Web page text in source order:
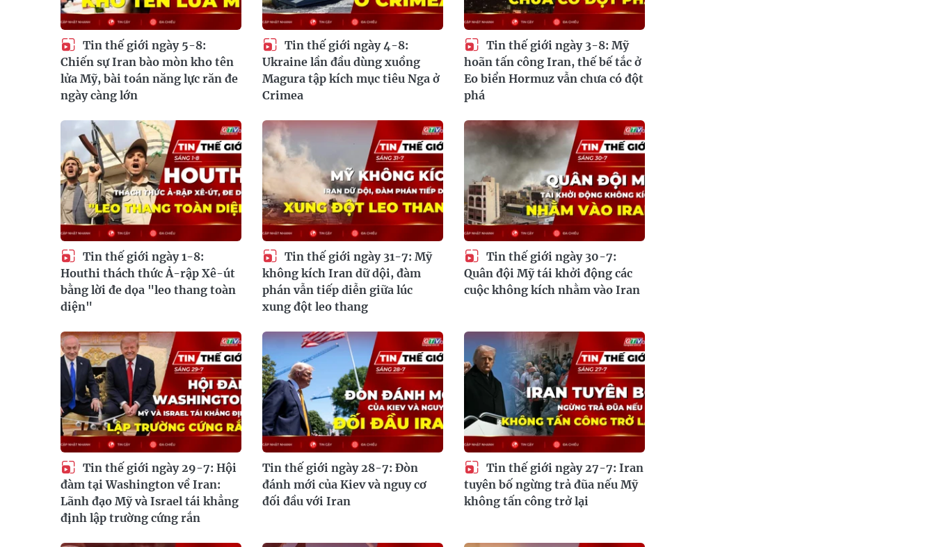
Tin thế giới ngày 5-8:
Chiến sự Iran bào mòn kho tên
lửa Mỹ, bài toán năng lực răn đe
ngày càng lớn
Tin thế giới ngày 4-8:
Ukraine lần đầu dùng xuồng
Magura tập kích mục tiêu Nga ở
Crimea
Tin thế giới ngày 3-8: Mỹ
hoãn tấn công Iran, thế bế tắc ở
Eo biển Hormuz vẫn chưa có đột
phá
Tin thế giới ngày 1-8:
Houthi thách thức Ả-rập Xê-út
bằng lời đe dọa "leo thang toàn
diện"
Tin thế giới ngày 31-7: Mỹ
không kích Iran dữ dội, đàm
phán vẫn tiếp diễn giữa lúc
xung đột leo thang
Tin thế giới ngày 30-7:
Quân đội Mỹ tái khởi động các
cuộc không kích nhằm vào Iran
Tin thế giới ngày 29-7: Hội
đàm tại Washington về Iran:
Lãnh đạo Mỹ và Israel tái khẳng
định lập trường cứng rắn
Tin thế giới ngày 28-7: Đòn
đánh mới của Kiev và nguy cơ
đối đầu với Iran
Tin thế giới ngày 27-7: Iran
tuyên bố ngừng trả đũa nếu Mỹ
không tấn công trở lại